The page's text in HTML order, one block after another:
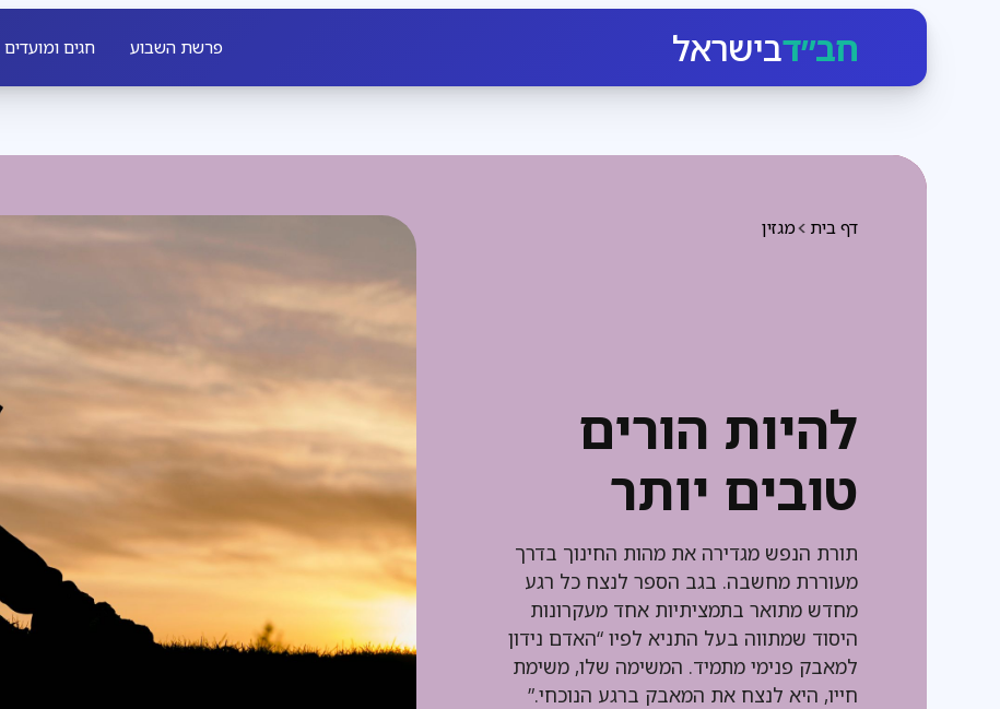
חב״דבישראל פרשת השבוע חגים ומועדים
מגזין דף בית
להיות הורים
טובים יותר
תורת הנפש מגדירה את מהות החינוך בדרך
מעוררת מחשבה. בגב הספר לנצח כל רגע
מחדש מתואר בתמציתיות אחד מעקרונות
היסוד שמתווה בעל התניא לפיו “האדם נידון
למאבק פנימי מתמיד. המשימה שלו, משימת
חייו, היא לנצח את המאבק ברגע הנוכחי.”